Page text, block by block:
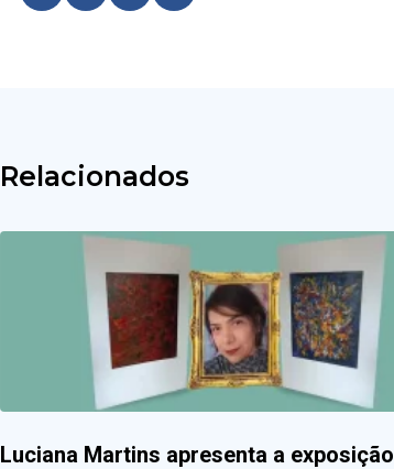
Relacionados
Luciana Martins apresenta a exposição